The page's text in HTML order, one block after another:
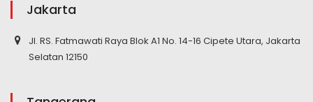
Jakarta
Jl. RS. Fatmawati Raya Blok A1 No. 14-16 Cipete Utara, Jakarta
Selatan 12150